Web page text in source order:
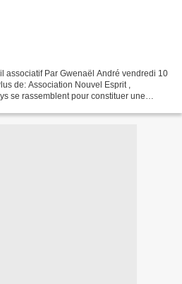
associatif Par Gwenaël André vendredi 10
de: Association Nouvel Esprit ,
se rassemblent pour constituer une